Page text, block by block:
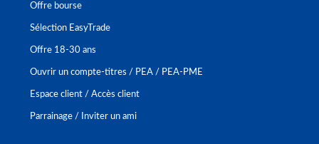
Offre bourse
Sélection EasyTrade
Offre 18-30 ans
Ouvrir un compte-titres / PEA / PEA-PME
Espace client / Accès client
Parrainage / Inviter un ami